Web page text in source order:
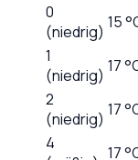
0
(niedrig) 15
1
(niedrig) 17
2
(niedrig) 17
4
17